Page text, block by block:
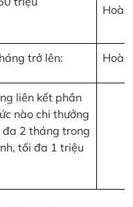
trở lên:
liên kết phần
nào chi thưởng
đa 2 tháng trong
tối đa 1 triệu